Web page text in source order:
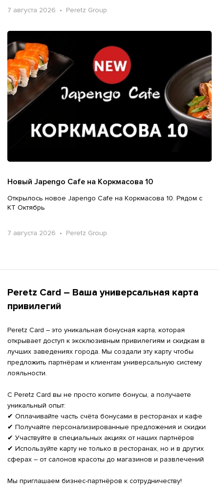
7 августа 2026 • Peretz Group
Новый Japengo Cafe на Коркмасова 10
Открылось новое Japengo Cafe на Коркмасова 10. Рядом с
КТ Октябрь
7 августа 2026 • Peretz Group
Peretz Card – Ваша универсальная карта
привилегий
Peretz Card – это уникальная бонусная карта, которая
открывает доступ к эксклюзивным привилегиям и скидкам в
лучших заведениях города. Мы создали эту карту чтобы
предложить партнёрам и клиентам универсальную систему
лояльности.
С Peretz Card вы не просто копите бонусы, а получаете
уникальный опыт:
✔ Оплачивайте часть счёта бонусами в ресторанах и кафе
✔ Получайте персонализированные предложения и скидки
✔ Участвуйте в специальных акциях от наших партнёров
✔ Используйте карту не только в ресторанах, но и в других
сферах – от салонов красоты до магазинов и развлечений
Мы приглашаем бизнес-партнёров к сотрудничеству!